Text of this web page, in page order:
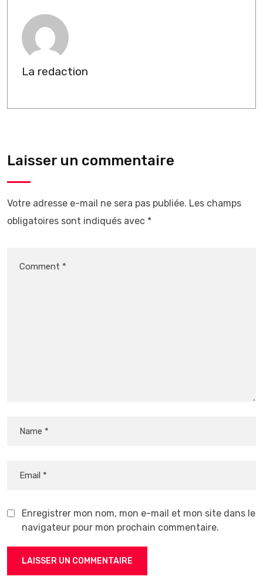
La redaction
Laisser un commentaire
Votre adresse e-mail ne sera pas publiée. Les champs
obligatoires sont indiqués avec *
Enregistrer mon nom, mon e-mail et mon site dans le
navigateur pour mon prochain commentaire.